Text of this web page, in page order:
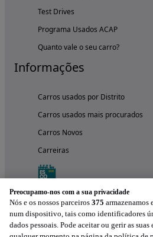
Test Drives
Programa Usados ACAP
Quanto vale o seu carro?
Informações
Carros usados por Distrito
Carros usados mais procurados
Carros Novos
Carreiras
Preocupamo-nos com a sua privacidade
Nós e os nossos parceiros 375 armazenamos
num dispositivo, tais como identificadores
dados pessoais. Pode aceitar ou gerir as